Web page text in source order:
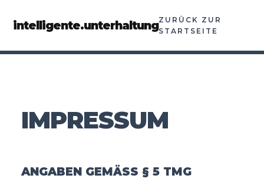
intelligente.unterhaltungZURÜCK ZUR
STARTSEITE
IMPRESSUM
ANGABEN GEMÄSS § 5 TMG